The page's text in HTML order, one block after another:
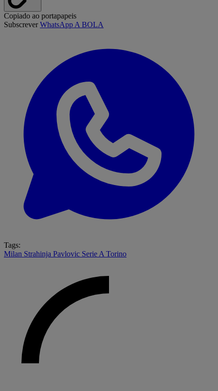
Copiado ao portapapeis
SubscreverWhatsApp A BOLA
Tags:
Milan Strahinja Pavlovic Serie A Torino